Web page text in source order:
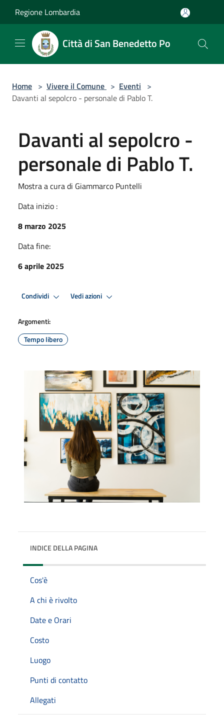
Regione Lombardia
Città di San Benedetto Po
Home > Vivere il Comune > Eventi >
Davanti al sepolcro - personale di Pablo T.
Davanti al sepolcro -
personale di Pablo T.
Mostra a cura di Giammarco Puntelli
Data inizio :
8 marzo 2025
Data fine:
6 aprile 2025
Condividi Vedi azioni
Argomenti:
Tempo libero
INDICE DELLA PAGINA
Cos'è
A chi è rivolto
Date e Orari
Costo
Luogo
Punti di contatto
Allegati